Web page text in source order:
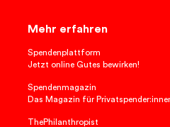
Mehr erfahren
Spendenplattform
Jetzt online Gutes bewirken!
Spendenmagazin
Das Magazin für
ThePhilanthropist